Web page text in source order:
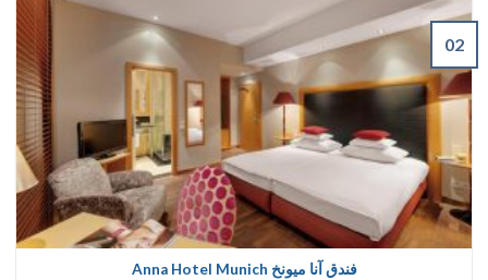
فندق آنا ميونخ Anna Hotel Munich
02